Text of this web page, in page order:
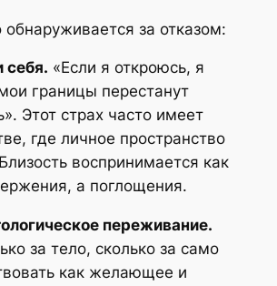
обнаруживается за отказом:
себя. «Если я откроюсь, я
границы перестанут
Этот страх часто имеет
где личное пространство
воспринимается как
а поглощения.
переживание.
за тело, сколько за само
как желающее и